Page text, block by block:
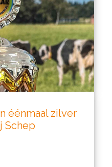
éénmaal zilver
Schep